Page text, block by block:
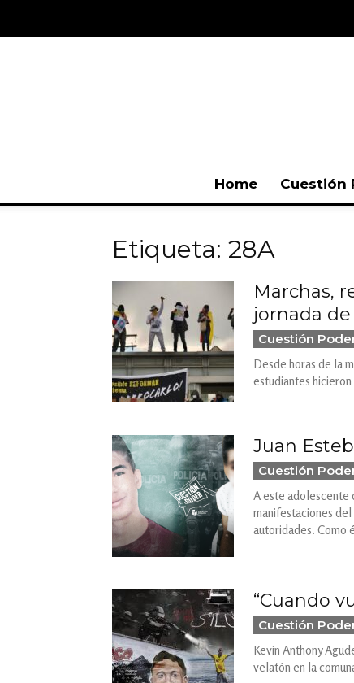
Home Cuestión
Etiqueta: 28A
Marchas,
jornada
Cuestión
Desde horas de la
estudiantes
Juan
Cuestión
A este adolescente
manifestaciones
autoridades. Como
“Cuando
Cuestión
Kevin Anthony
velatón en la